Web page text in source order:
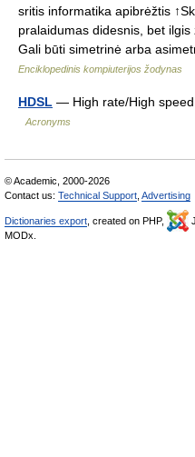
sritis informatika apibrėžtis
pralaidumas didesnis, bet
Gali būti simetrinė arba
Enciklopedinis kompiuterijos žodynas
HDSL — High rate/High speed
Acronyms
© Academic, 2000-2026
Contact us: Technical Support Advertising
Dictionaries export , created on PHP,
MODx.